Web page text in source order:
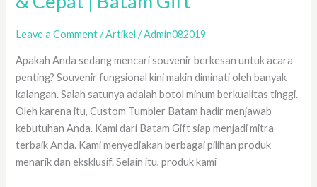
Leave a Comment /Artikel /Admin082019
Apakah Anda sedang mencari souvenir berkesan untuk acara
penting? Souvenir fungsional kini makin diminati oleh banyak
kalangan. Salah satunya adalah botol minum berkualitas tinggi.
Oleh karena itu, Custom Tumbler Batam hadir menjawab
kebutuhan Anda. Kami dari Batam Gift siap menjadi mitra
terbaik Anda. Kami menyediakan berbagai pilihan produk
menarik dan eksklusif. Selain itu, produk kami
&
|
Batam
Gift